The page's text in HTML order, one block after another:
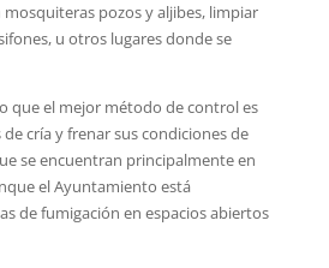
pozos y aljibes, limpiar
u otros lugares donde se
que el mejor método de control es
cría y frenar sus condiciones de
se encuentran principalmente en
el Ayuntamiento está
de fumigación en espacios abiertos